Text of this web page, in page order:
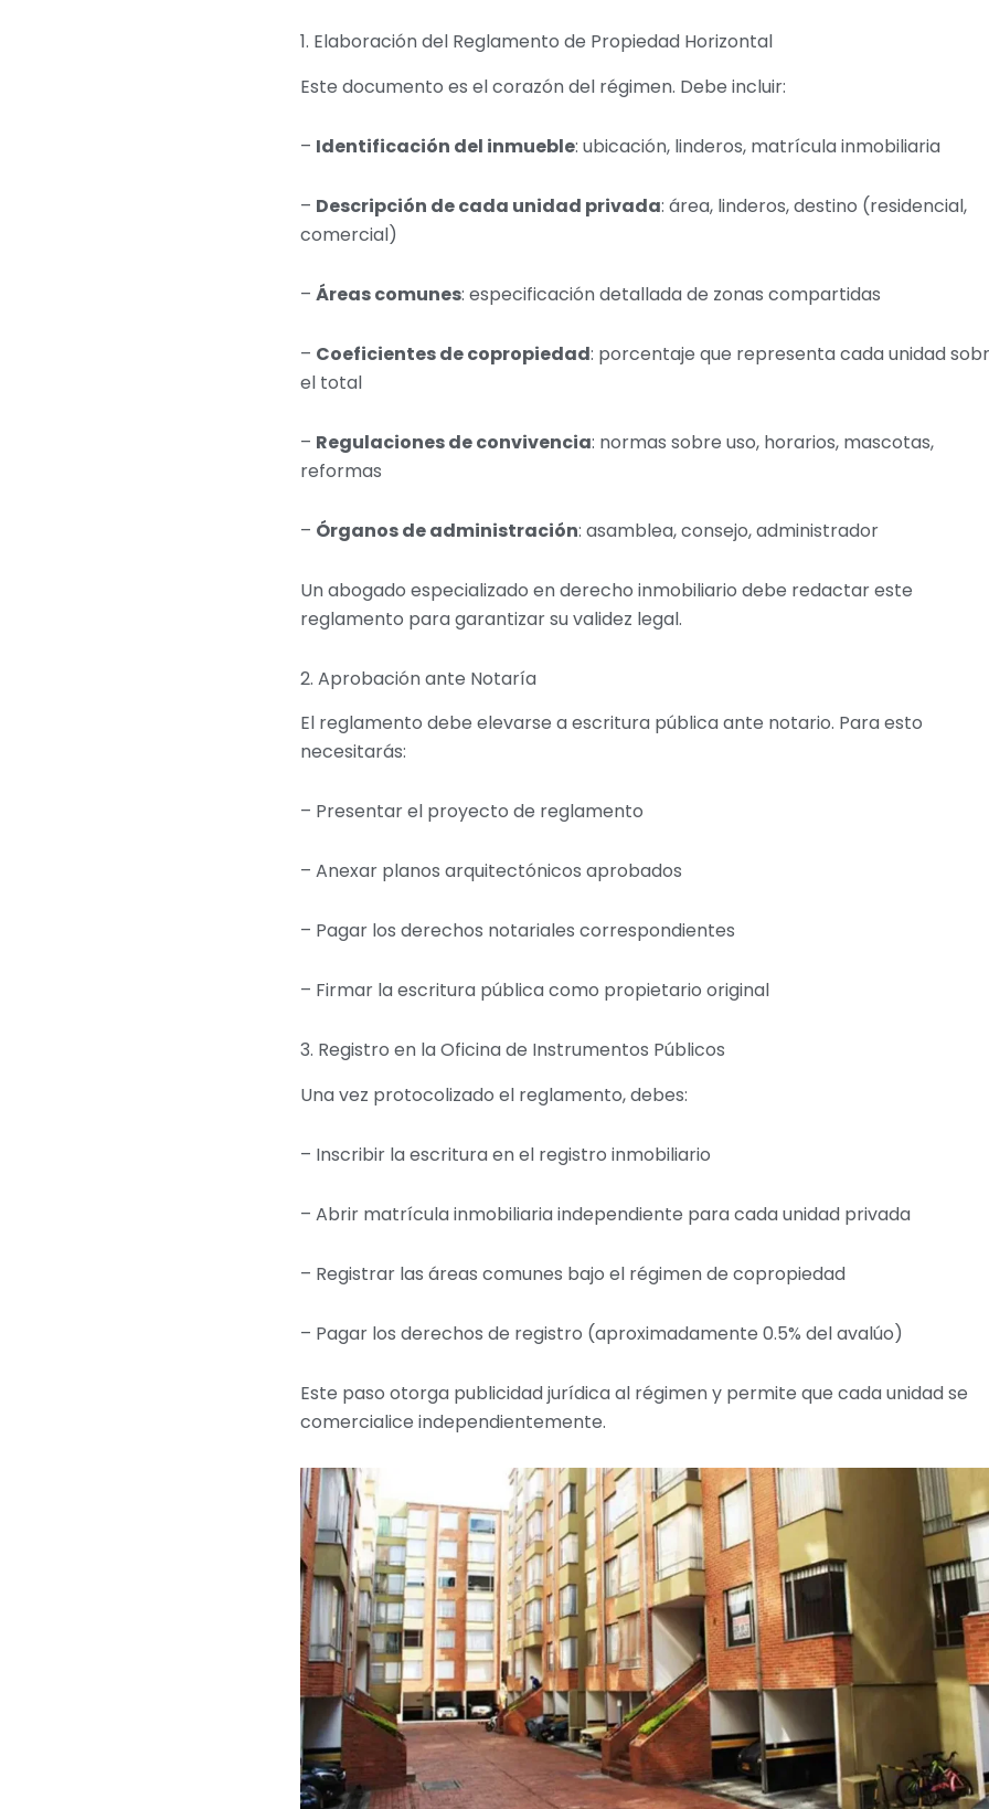
1. Elaboración del Reglamento de Propiedad Horizontal
Este documento es el corazón del régimen. Debe incluir:
– Identificación del inmueble: ubicación, linderos, matrícula inmobiliaria
– Descripción de cada unidad privada: área, linderos, destino (residencial,
comercial)
–Áreas comunes: especificación detallada de zonas compartidas
– Coeficientes de copropiedad: porcentaje que representa cada unidad
el total
– Regulaciones de convivencia: normas sobre uso, horarios, mascotas,
reformas
– Órganos de administración: asamblea, consejo, administrador
Un abogado especializado en derecho inmobiliario debe redactar este
reglamento para garantizar su validez legal.
2. Aprobación ante Notaría
El reglamento debe elevarse a escritura pública ante notario. Para esto
necesitarás:
– Presentar el proyecto de reglamento
– Anexar planos arquitectónicos aprobados
– Pagar los derechos notariales correspondientes
– Firmar la escritura pública como propietario original
3. Registro en la Oficina de Instrumentos Públicos
Una vez protocolizado el reglamento, debes:
– Inscribir la escritura en el registro inmobiliario
– Abrir matrícula inmobiliaria independiente para cada unidad privada
– Registrar las áreas comunes bajo el régimen de copropiedad
– Pagar los derechos de registro (aproximadamente 0.5% del avalúo)
Este paso otorga publicidad jurídica al régimen y permite que cada unidad se
comercialice independientemente.